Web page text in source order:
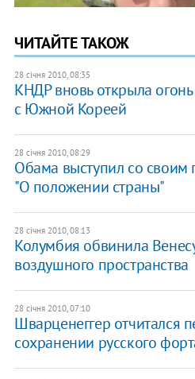
ЧИТАЙТЕ ТАКОЖ
28 січня 2010, 08:35
КНДР вновь открыла
с Южной Кореей
28 січня 2010, 08:29
Обама выступил со
"О положении страны"
28 січня 2010, 08:13
Колумбия обвинила
воздушного пространства
28 січня 2010, 07:10
Шварценеггер отчитался
сохранении русского